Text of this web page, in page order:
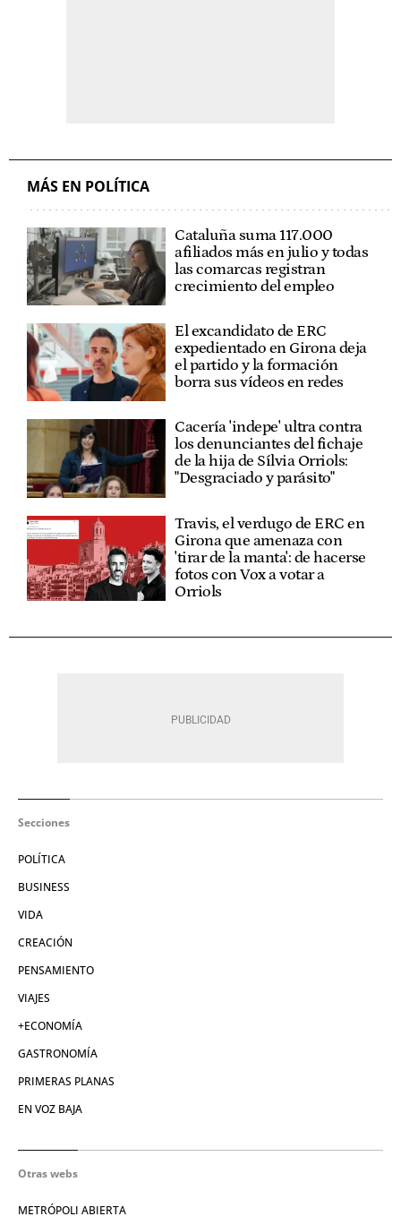
MÁS EN POLÍTICA
Cataluña suma 117.000
afiliados más en julio y todas
las comarcas registran
crecimiento del empleo
El excandidato de ERC
expedientado en Girona deja
el partido y la formación
borra sus vídeos en redes
Cacería 'indepe' ultra contra
los denunciantes del fichaje
de la hija de Sílvia Orriols:
"Desgraciado y parásito"
Travis, el verdugo de ERC en
Girona que amenaza con
'tirar de la manta': de hacerse
fotos con Vox a votar a
Orriols
Secciones
POLÍTICA
BUSINESS
VIDA
CREACIÓN
PENSAMIENTO
VIAJES
+ECONOMÍA
GASTRONOMÍA
PRIMERAS PLANAS
EN VOZ BAJA
Otras webs
METRÓPOLI ABIERTA